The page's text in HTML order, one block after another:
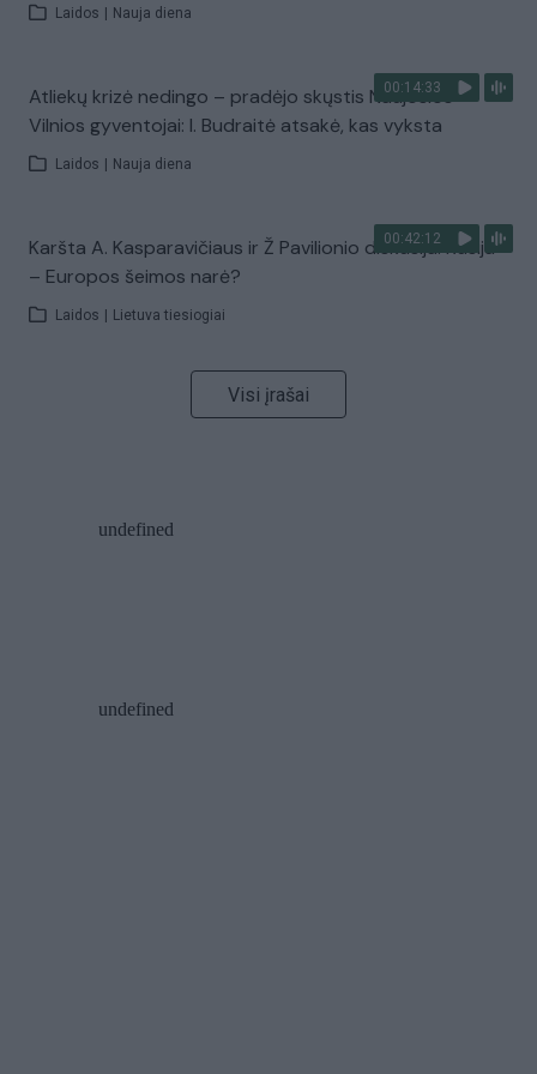
Laidos Nauja diena
00:14:33
Atliekų krizė nedingo – pradėjo skųstis Naujosios
Vilnios gyventojai: I. Budraitė atsakė, kas vyksta
Laidos Nauja diena
00:42:12
Karšta A. Kasparavičiaus ir Ž Pavilionio diskusija: Rusija
– Europos šeimos narė?
Laidos Lietuva tiesiogiai
Visi įrašai